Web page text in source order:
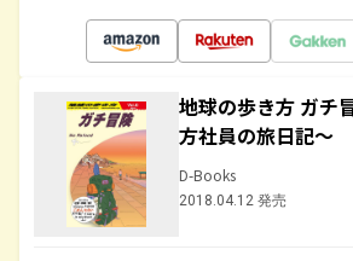
地球の歩き方 ガチ
方社員の旅日記～
D-Books
2018.04.12 発売